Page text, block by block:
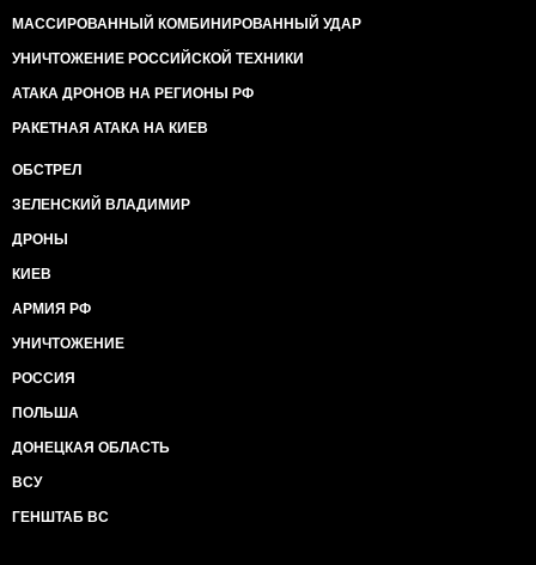
МАССИРОВАННЫЙ КОМБИНИРОВАННЫЙ УДАР
УНИЧТОЖЕНИЕ РОССИЙСКОЙ ТЕХНИКИ
АТАКА ДРОНОВ НА РЕГИОНЫ РФ
РАКЕТНАЯ АТАКА НА КИЕВ
ОБСТРЕЛ
ЗЕЛЕНСКИЙ ВЛАДИМИР
ДРОНЫ
КИЕВ
АРМИЯ РФ
УНИЧТОЖЕНИЕ
РОССИЯ
ПОЛЬША
ДОНЕЦКАЯ ОБЛАСТЬ
ВСУ
ГЕНШТАБ ВС